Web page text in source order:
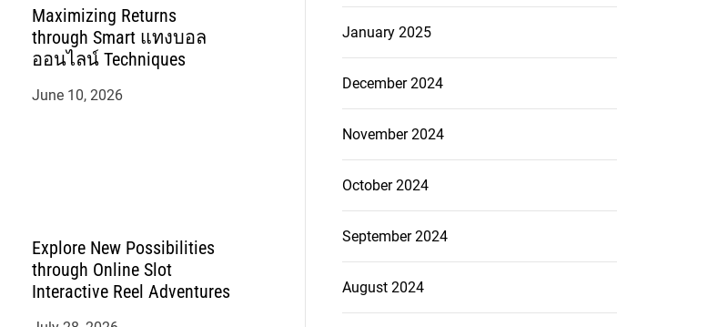
Maximizing Returns
through Smart แทงบอล
ออนไลน์ Techniques
June 10, 2026
Explore New Possibilities
through Online Slot
Interactive Reel Adventures
January 2025
December 2024
November 2024
October 2024
September 2024
August 2024